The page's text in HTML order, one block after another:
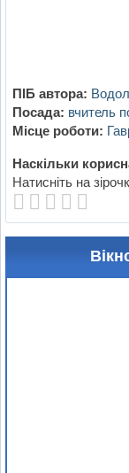
ПІБ автора:
Посада: вчитель
Місце роботи:
Наскільки
Натисніть на